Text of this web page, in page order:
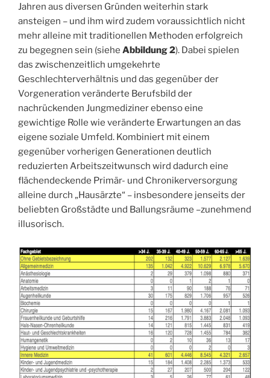
Jahren aus diversen Gründen weiterhin stark
ansteigen – und ihm wird zudem voraussichtlich nicht
mehr alleine mit traditionellen Methoden erfolgreich
zu begegnen sein (siehe Abbildung 2). Dabei spielen
das zwischenzeitlich umgekehrte
Geschlechterverhältnis und das gegenüber der
Vorgeneration veränderte Berufsbild der
nachrückenden Jungmediziner ebenso eine
gewichtige Rolle wie veränderte Erwartungen an das
eigene soziale Umfeld. Kombiniert mit einem
gegenüber vorherigen Generationen deutlich
reduzierten Arbeitszeitwunsch wird dadurch eine
flächendeckende Primär- und Chronikerversorgung
alleine durch „Hausärzte“ – insbesondere jenseits der
beliebten Großstädte und Ballungsräume –zunehmend
illusorisch.